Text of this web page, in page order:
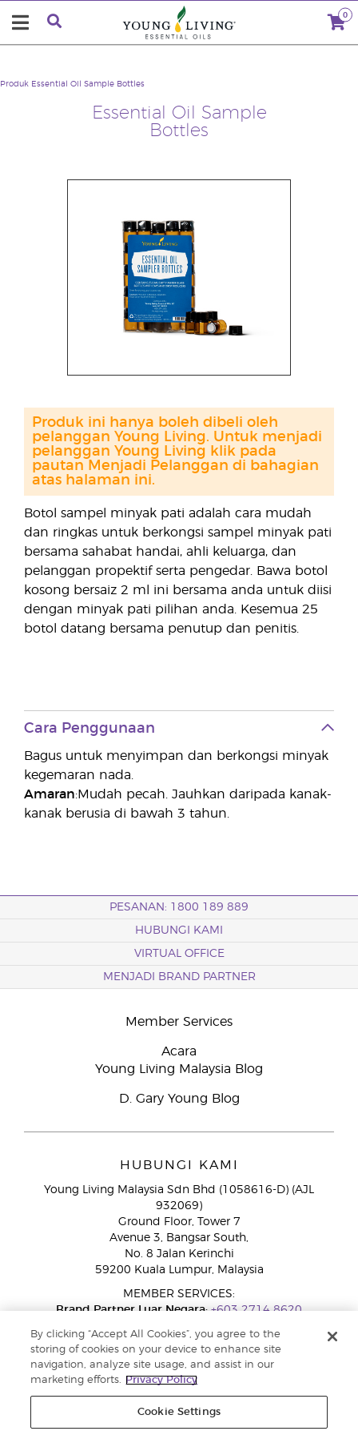
0
Essential Oil Sample
Bottles
Produk Essential Oil Sample Bottles
Botol sampel minyak pati adalah cara mudah
dan ringkas untuk berkongsi sampel minyak pati
bersama sahabat handai, ahli keluarga, dan
pelanggan propektif serta pengedar. Bawa botol
kosong bersaiz 2 ml ini bersama anda untuk diisi
dengan minyak pati pilihan anda. Kesemua 25
botol datang bersama penutup dan penitis.
Produk ini hanya boleh dibeli oleh
pelanggan Young Living. Untuk menjadi
pelanggan Young Living klik pada
pautan Menjadi Pelanggan di bahagian
atas halaman ini.
Cara Penggunaan
Bagus untuk menyimpan dan berkongsi minyak
kegemaran nada.
Amaran:Mudah pecah. Jauhkan daripada kanak-
kanak berusia di bawah 3 tahun.
PESANAN: 1800 189 889
HUBUNGI KAMI
VIRTUAL OFFICE
MENJADI BRAND PARTNER
Member Services
Acara
Young Living Malaysia Blog
D. Gary Young Blog
HUBUNGI KAMI
Young Living Malaysia Sdn Bhd (1058616-D) (AJL
932069)
Ground Floor, Tower 7
Avenue 3, Bangsar South,
No. 8 Jalan Kerinchi
59200 Kuala Lumpur, Malaysia
MEMBER SERVICES:
Brand Partner Luar Negara:+603 2714 8620
WhatsApp:
+60 15 4600 0691
By clicking “Accept All Cookies”, you agree to the
storing of cookies on your device to enhance site
navigation, analyze site usage, and assist in our
marketing efforts.
Privacy Policy
Cookie Settings